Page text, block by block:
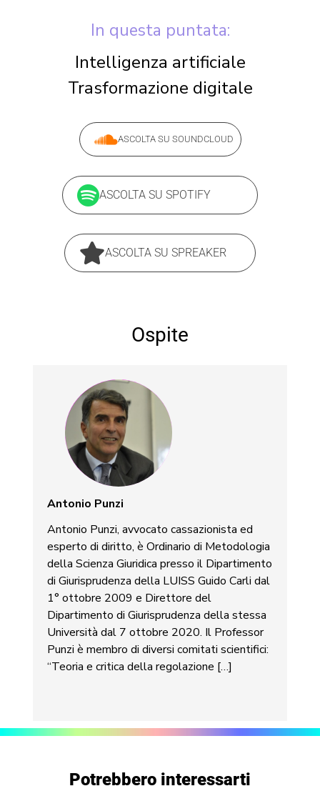
In questa puntata:
Intelligenza artificiale
Trasformazione digitale
ASCOLTA SU SOUNDCLOUD
ASCOLTA SU SPOTIFY
ASCOLTA SU SPREAKER
Ospite
Antonio Punzi
Antonio Punzi, avvocato cassazionista ed
esperto di diritto, è Ordinario di Metodologia
della Scienza Giuridica presso il Dipartimento
di Giurisprudenza della LUISS Guido Carli dal
1° ottobre 2009 e Direttore del
Dipartimento di Giurisprudenza della stessa
Università dal 7 ottobre 2020. Il Professor
Punzi è membro di diversi comitati scientifici:
“Teoria e critica della regolazione […]
Potrebbero interessarti